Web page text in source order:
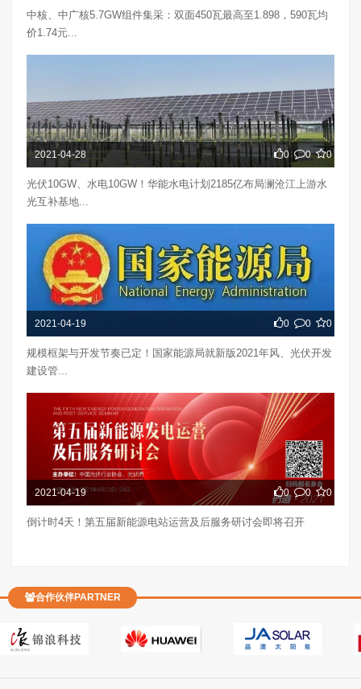
中核、中广核5.7GW组件集采：双面450瓦最高至1.898，590瓦均
价1.74元...
2021-04-28 0 0 0
光伏10GW、水电10GW！华能水电计划2185亿布局澜沧江上游水
光互补基地...
2021-04-19 0 0 0
规模框架与开发节奏已定！国家能源局就新版2021年风、光伏开发
建设管...
2021-04-19 0 0 0
倒计时4天！第五届新能源电站运营及后服务研讨会即将召开
合作伙伴PARTNER